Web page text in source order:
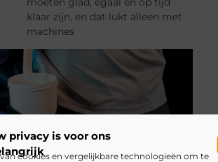
privacy is voor ons
cookies en vergelijkbare technologieën om te
klaar zijn, en dat lukt alleen met
machines